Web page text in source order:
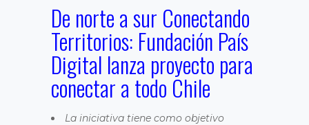
De norte a sur Conectando
Territorios: Fundación País
Digital lanza proyecto para
conectar a todo Chile
La iniciativa tiene como objetivo